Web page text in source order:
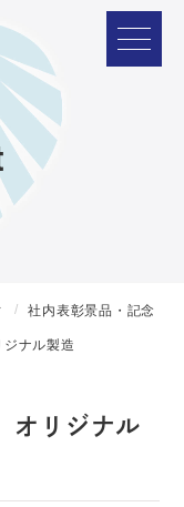
社内表彰景品・記念
ナル製造
リジナル